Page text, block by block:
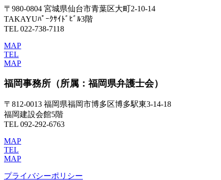
〒980-0804 宮城県仙台市青葉区大町2-10-14
TAKAYUﾊﾟｰｸｻｲﾄﾞﾋﾞﾙ3階
TEL 022-738-7118
MAP
TEL
MAP
福岡事務所 （所属：福岡県弁護士会）
〒812-0013 福岡県福岡市博多区博多駅東3-14-18
福岡建設会館5階
TEL 092-292-6763
MAP
TEL
MAP
プライバシーポリシー